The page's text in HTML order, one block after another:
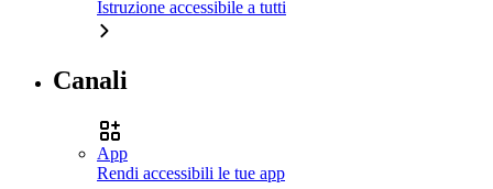
Istruzione accessibile a tutti
Canali
App
Rendi accessibili le tue app